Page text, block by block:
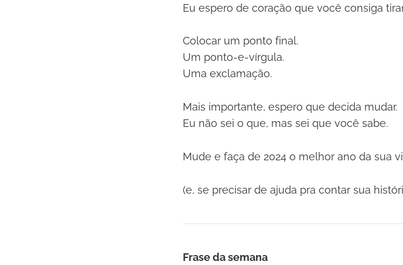
Eu espero de coração que você consiga
Colocar um ponto final.
Um ponto-e-vírgula.
Uma exclamação.
Mais importante, espero que decida mudar.
Eu não sei o que, mas sei que você sabe.
Mude e faça de 2024 o melhor ano da sua
(e, se precisar de ajuda pra contar sua
Frase da semana